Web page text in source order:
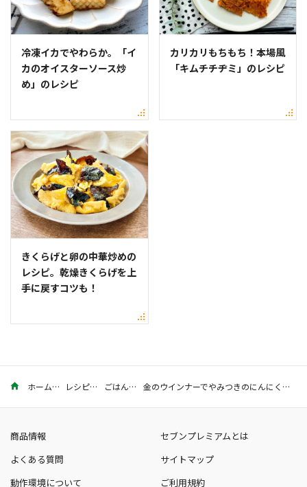
冷凍イカでやわらか。「イ
カのオイスターソース炒
め」のレシピ
カリカリもちもち！本場風
「キムチチヂミ」のレシピ
きくらげと卵の中華炒めの
レシピ。乾燥きくらげを上
手に戻すコツも！
ホーム レシピ ごはん 金のウインナーでやみつきのにんにくバター飯
商品情報
セブンプレミアムとは
よくある質問
サイトマップ
動作環境について
ご利用規約